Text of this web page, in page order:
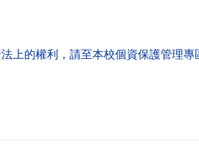
上的權利，請至本校個資保護管理專